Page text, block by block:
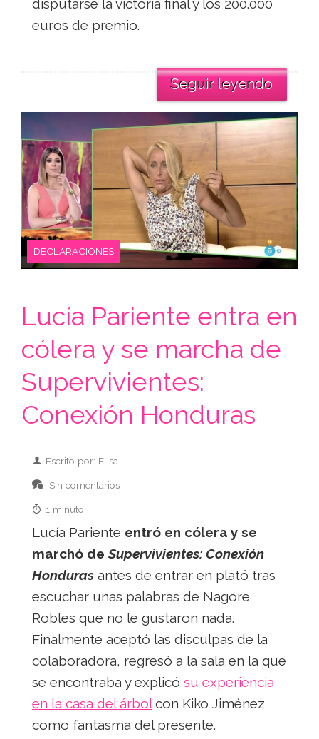
disputarse la victoria final y los 200.000
euros de premio.
Seguir leyendo
DECLARACIONES
Lucía Pariente entra en
cólera y se marcha de
Supervivientes:
Conexión Honduras
Escrito por: Elisa
Sin comentarios
1 minuto
Lucía Pariente entró en cólera y se
marchó deSupervivientes: Conexión
Honduras antes de entrar en plató tras
escuchar unas palabras de Nagore
Robles que no le gustaron nada.
Finalmente aceptó las disculpas de la
colaboradora, regresó a la sala en la que
se encontraba y explicó su experiencia
en la casa del árbolcon Kiko Jiménez
como fantasma del presente.